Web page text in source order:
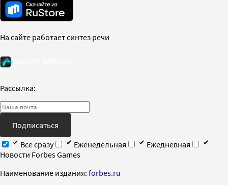
На сайте работает синтез речи
Рассылка:
Подписаться
Все сразу
Еженедельная
Ежедневная
Новости Forbes Games
Наименование издания: forbes.ru